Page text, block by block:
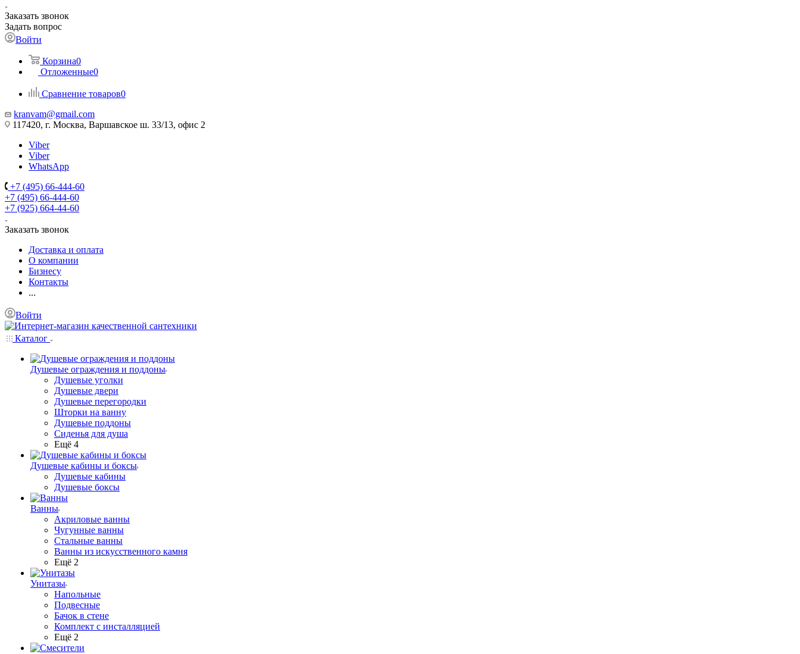
Заказать звонок
Задать вопрос
Войти
Корзина0
Отложенные0
Сравнение товаров0
kranvam@gmail.com
117420, г. Москва, Варшавское ш. 33/13, офис 2
Viber
Viber
WhatsApp
+7 (495) 66-444-60
+7 (495) 66-444-60
+7 (925) 664-44-60
Заказать звонок
Доставка и оплата
О компании
Бизнесу
Контакты
...
Войти
Каталог
Душевые ограждения и поддоны
Душевые уголки
Душевые двери
Душевые перегородки
Шторки на ванну
Душевые поддоны
Сиденья для душа
Ещё 4
Душевые кабины и боксы
Душевые кабины
Душевые боксы
Ванны
Акриловые ванны
Чугунные ванны
Стальные ванны
Ванны из искусственного камня
Ещё 2
Унитазы
Напольные
Подвесные
Бачок в стене
Комплект с инсталляцией
Ещё 2